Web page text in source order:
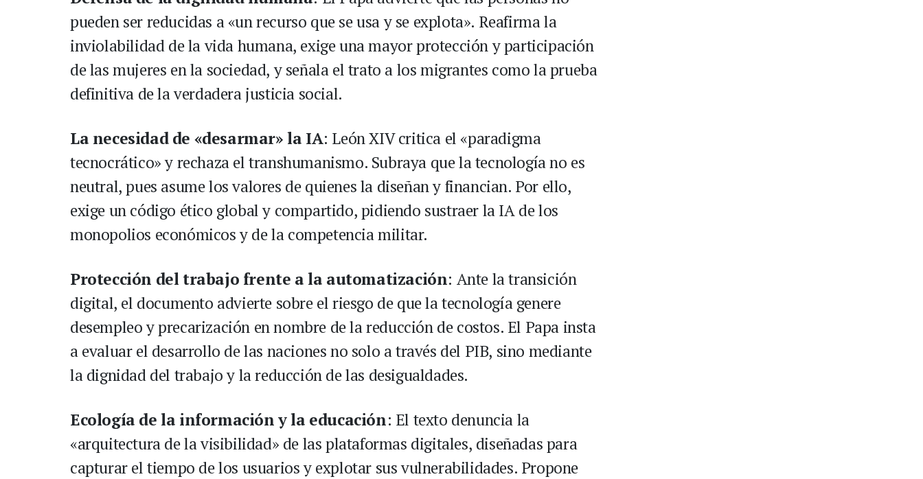
pueden ser reducidas a «un recurso que se usa y se explota». Reafirma la
inviolabilidad de la vida humana, exige una mayor protección y participación
de las mujeres en la sociedad, y señala el trato a los migrantes como la prueba
definitiva de la verdadera justicia social.
La necesidad de «desarmar» la IA: León XIV critica el «paradigma
tecnocrático» y rechaza el transhumanismo. Subraya que la tecnología no es
neutral, pues asume los valores de quienes la diseñan y financian. Por ello,
exige un código ético global y compartido, pidiendo sustraer la IA de los
monopolios económicos y de la competencia militar.
Protección del trabajo frente a la automatización: Ante la transición
digital, el documento advierte sobre el riesgo de que la tecnología genere
desempleo y precarización en nombre de la reducción de costos. El Papa insta
a evaluar el desarrollo de las naciones no solo a través del PIB, sino mediante
la dignidad del trabajo y la reducción de las desigualdades.
Ecología de la información y la educación: El texto denuncia la
«arquitectura de la visibilidad» de las plataformas digitales, diseñadas para
capturar el tiempo de los usuarios y explotar sus vulnerabilidades. Propone